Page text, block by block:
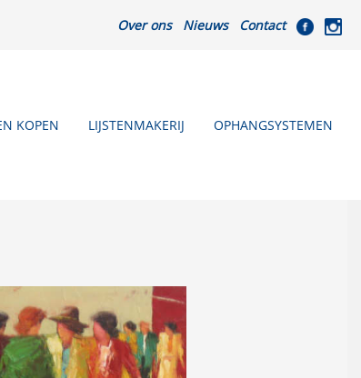
Over ons Nieuws Contact
KOPEN LIJSTENMAKERIJ OPHANGSYSTEMEN